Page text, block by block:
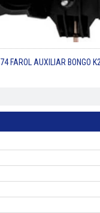
FAROL AUXILIAR BONGO